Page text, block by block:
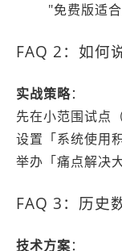
"免费版适
FAQ 2：如何
实战策略：
先在小范围试点
设置「系统使用
举办「痛点解决
FAQ 3：历史
技术方案：